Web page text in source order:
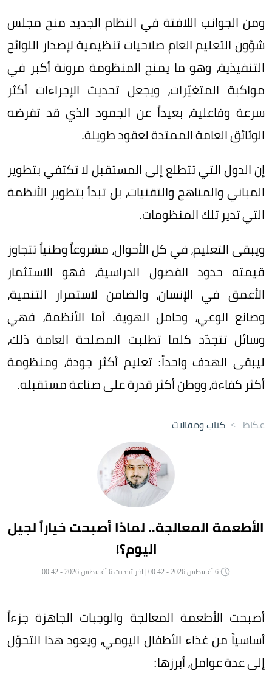
ومن الجوانب اللافتة في النظام الجديد منح مجلس
شؤون التعليم العام صلاحيات تنظيمية لإصدار اللوائح
التنفيذية، وهو ما يمنح المنظومة مرونة أكبر في
مواكبة المتغيّرات، ويجعل تحديث الإجراءات أكثر
سرعة وفاعلية، بعيداً عن الجمود الذي قد تفرضه
الوثائق العامة الممتدة لعقود طويلة.
إن الدول التي تتطلع إلى المستقبل لا تكتفي بتطوير
المباني والمناهج والتقنيات، بل تبدأ بتطوير الأنظمة
التي تدير تلك المنظومات.
ويبقى التعليم، في كل الأحوال، مشروعاً وطنياً تتجاوز
قيمته حدود الفصول الدراسية، فهو الاستثمار
الأعمق في الإنسان، والضامن لاستمرار التنمية،
وصانع الوعي، وحامل الهوية. أما الأنظمة، فهي
وسائل تتجدّد كلما تطلبت المصلحة العامة ذلك،
ليبقى الهدف واحداً: تعليم أكثر جودة، ومنظومة
أكثر كفاءة، ووطن أكثر قدرة على صناعة مستقبله.
عكاظ > كتاب ومقالات
الأطعمة المعالجة.. لماذا أصبحت خياراً لجيل
اليوم؟!
أصبحت الأطعمة المعالجة والوجبات الجاهزة جزءاً
أساسياً من غذاء الأطفال اليومي، ويعود هذا التحوّل
إلى عدة عوامل، أبرزها: